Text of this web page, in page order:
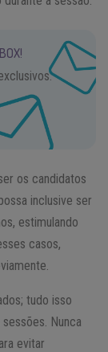
os candidatos
inclusive ser
estimulando
casos,
tudo isso
Nunca
evitar